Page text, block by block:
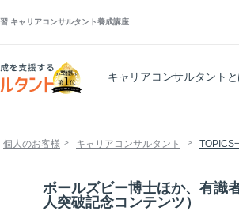
キャリアコンサルタント養成講座
キャリアコンサルタントと
個人のお客様 キャリアコンサルタント TOPICS
ボールズビー博士ほか、有識
人突破記念コンテンツ）